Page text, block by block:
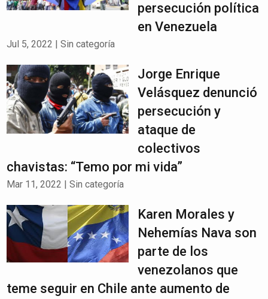
persecución política
en Venezuela
Jul 5, 2022 |Sin categoría
Jorge Enrique
Velásquez denunció
persecución y
ataque de
colectivos
chavistas: “Temo por mi vida”
Mar 11, 2022 |Sin categoría
Karen Morales y
Nehemías Nava son
parte de los
venezolanos que
teme seguir en Chile ante aumento de